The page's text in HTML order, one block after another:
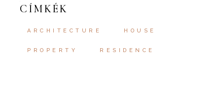
CÍMKÉK
ARCHITECTURE HOUSE
PROPERTY RESIDENCE